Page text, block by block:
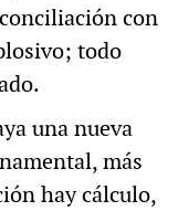
con
todo
una nueva
más
hay cálculo,